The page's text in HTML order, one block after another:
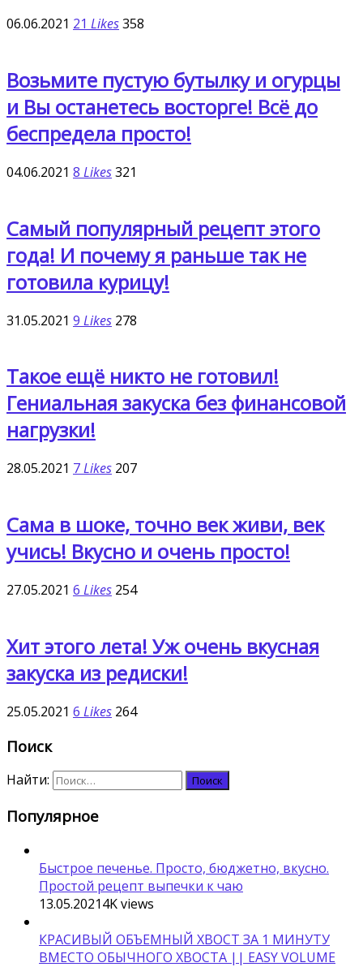
06.06.2021 21 Likes358
Возьмите пустую бутылку и огурцы
и Вы останетесь восторге! Всё до
беспредела просто!
04.06.2021 8 Likes321
Самый популярный рецепт этого
года! И почему я раньше так не
готовила курицу!
31.05.2021 9 Likes 278
Такое ещё никто не готовил!
Гениальная закуска без финансовой
нагрузки!
28.05.2021 7Likes 207
Сама в шоке, точно век живи, век
учись! Вкусно и очень просто!
27.05.2021 6 Likes 254
Хит этого лета! Уж очень вкусная
закуска из редиски!
25.05.2021 6 Likes 264
Поиск
Найти:
Популярное
Быстрое печенье. Просто, бюджетно, вкусно.
Простой рецепт выпечки к чаю
13.05.20214Kviews
КРАСИВЫЙ ОБЪЕМНЫЙ ХВОСТ ЗА 1 МИНУТУ
ВМЕСТО ОБЫЧНОГО ХВОСТА || EASY VOLUME